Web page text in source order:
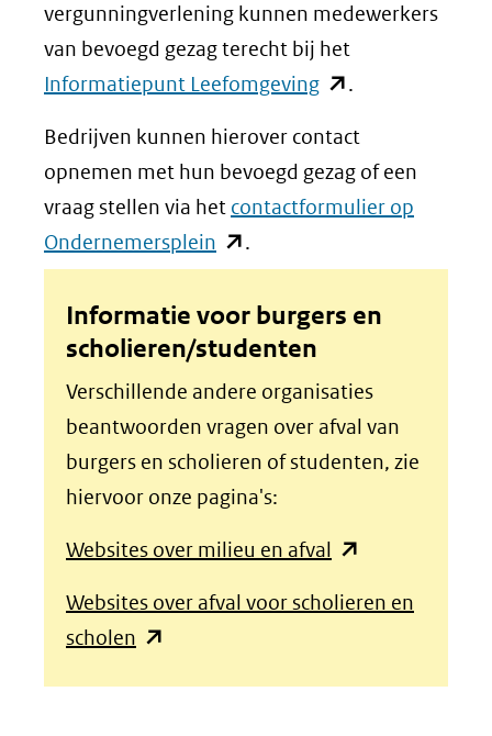
vergunningverlening kunnen medewerkers
van bevoegd gezag terecht bij het
Informatiepunt Leefomgeving(opent
venster)
(verwijst
andere
.
Bedrijven kunnen hierover contact
opnemen met hun bevoegd gezag of een
vraag stellen via het contactformulier op
Ondernemersplein (opent
in
nieuw
venster)
(verwijst
naar
een
andere
.
Informatie voor burgers en
scholieren/studenten
Verschillende andere organisaties
beantwoorden vragen over afval van
burgers en scholieren of studenten, zie
hiervoor onze pagina's:
Websites over milieu en afval (opent
nieuw
(verwijst
Websites over afval voor scholieren en
scholen (opent